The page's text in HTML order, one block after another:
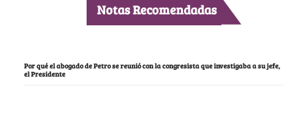
Notas Recomendadas
Por qué el abogado de Petro se reunió con la congresista que investigaba a su jefe,
el Presidente